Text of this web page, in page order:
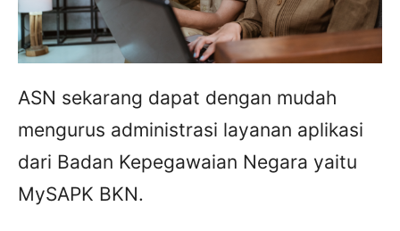
ASN sekarang dapat dengan mudah
mengurus administrasi layanan aplikasi
dari Badan Kepegawaian Negara yaitu
MySAPK BKN.